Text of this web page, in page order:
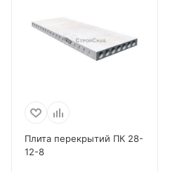
Плита перекрытий ПК 28-
12-8